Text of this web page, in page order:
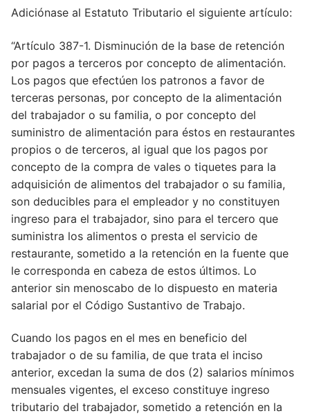
Artículo 360
Artículo 25
Artículo 27
Artículo 28
Artículo 28
Artículo
Artículo 29
Artículo 249
Artículo 31
Adiciónase al Estatuto Tributario el siguiente artículo:
“Artículo 387-1. Disminución de la base de retención
por pagos a terceros por concepto de alimentación.
Los pagos que efectúen los patronos a favor de
terceras personas, por concepto de la alimentación
del trabajador o su familia, o por concepto del
suministro de alimentación para éstos en restaurantes
propios o de terceros, al igual que los pagos por
concepto de la compra de vales o tiquetes para la
adquisición de alimentos del trabajador o su familia,
son deducibles para el empleador y no constituyen
ingreso para el trabajador, sino para el tercero que
suministra los alimentos o presta el servicio de
restaurante, sometido a la retención en la fuente que
le corresponda en cabeza de estos últimos. Lo
anterior sin menoscabo de lo dispuesto en materia
salarial por el Código Sustantivo de Trabajo.
Cuando los pagos en el mes en beneficio del
trabajador o de su familia, de que trata el inciso
anterior, excedan la suma de dos (2) salarios mínimos
mensuales vigentes, el exceso constituye ingreso
tributario del trabajador, sometido a retención en la